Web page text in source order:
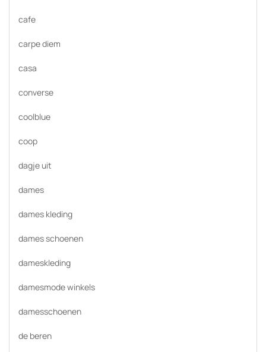
cafe
carpe diem
casa
converse
coolblue
coop
dagje uit
dames
dames kleding
dames schoenen
dameskleding
damesmode winkels
damesschoenen
de beren